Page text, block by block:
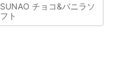
SUNAO チョコ&バニラソ
フト